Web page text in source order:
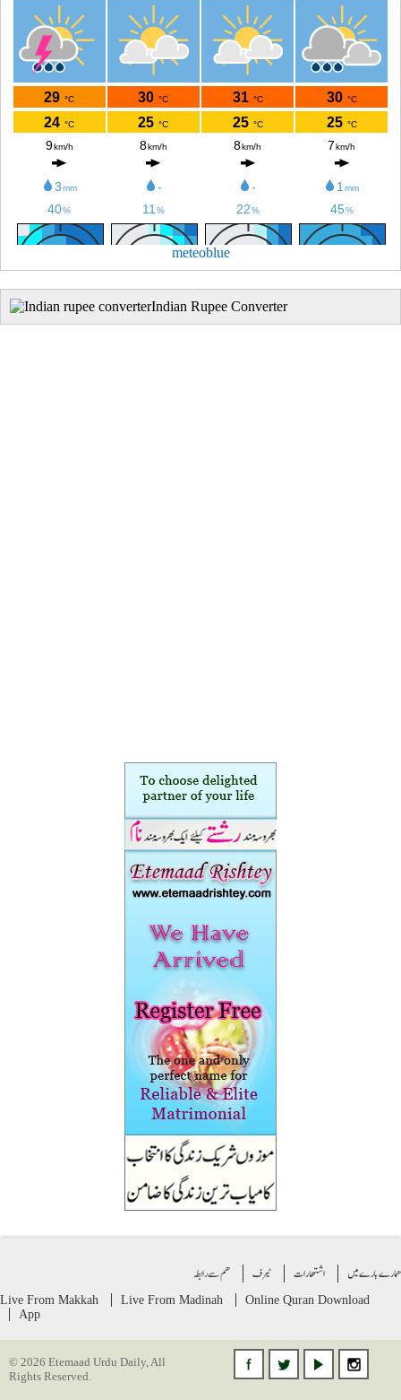
meteoblue
Indian Rupee Converter
بارے میں اشتهارات ٹیرف ھم سے رابطہ
Live From Makkah Live From Madinah Online Quran Download
App
© 2026 Etemaad Urdu Daily, All
Rights Reserved.